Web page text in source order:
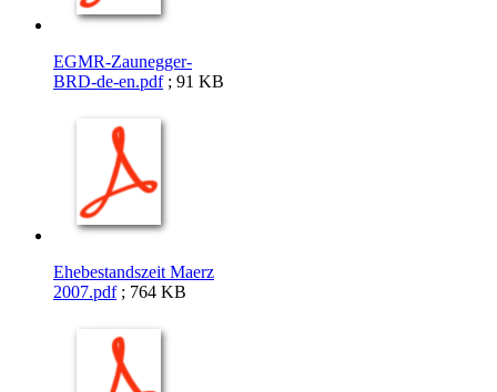
EGMR-Zaunegger-
BRD-de-en.pdf; 91 KB
Ehebestandszeit Maerz
2007.pdf; 764 KB